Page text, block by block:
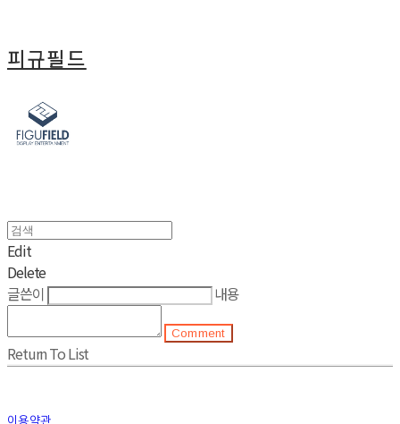
피규필드
Edit
Delete
글쓴이
내용
Comment
Return To List
이용약관